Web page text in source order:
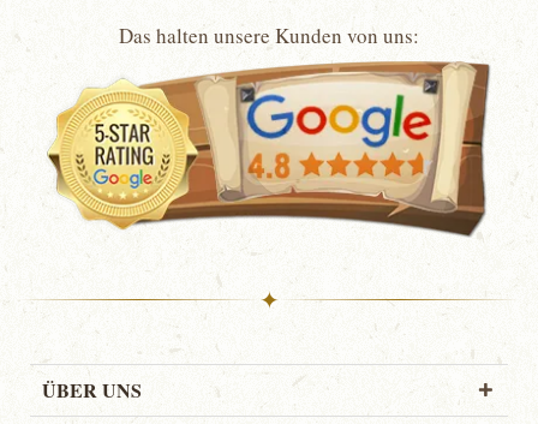
Das halten unsere Kunden von uns:
✦
ÜBER UNS